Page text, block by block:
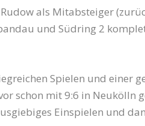
als Mitabsteiger
und Südring 2
Spielen und einer
schon mit 9:6 in Neukölln
Einspielen und